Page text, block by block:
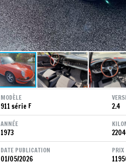
MODÈLE
911 série F 2.4
ANNÉE
1973
DATE PUBLICATION
01/05/2026
PRIX